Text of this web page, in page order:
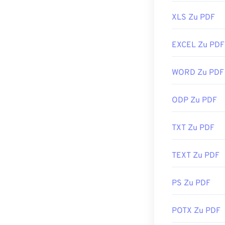
braucht oder
Sie etwas
https://
XLS Zu PDF
EXCEL Zu PDF
WORD Zu PDF
ODP Zu PDF
TXT Zu PDF
TEXT Zu PDF
PS Zu PDF
POTX Zu PDF